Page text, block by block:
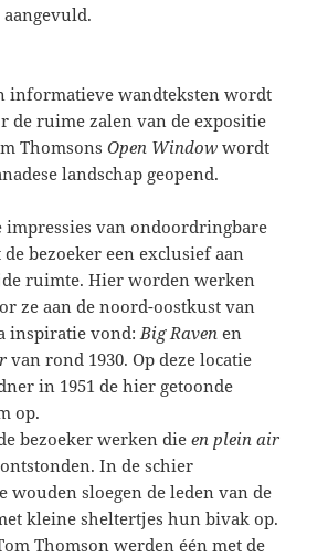
informatieve wandteksten wordt
de ruime zalen van de expositie
ThomsonsOpen Window wordt
landschap geopend.
van ondoordringbare
bezoeker een exclusief aan
ruimte. Hier worden werken
ze aan de noord-oostkust van
inspiratie vond: Big Raven en
van rond 1930. Op deze locatie
in 1951 de hier getoonde
op.
bezoeker werken dieen plein air
In de schier
wouden sloegen de leden van de
kleine sheltertjes hun bivak op.
Thomson werden één met de